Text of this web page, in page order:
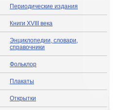
Периодические издания
Книги XVIII века
Энциклопедии, словари,
справочники
Фольклор
Плакаты
Открытки